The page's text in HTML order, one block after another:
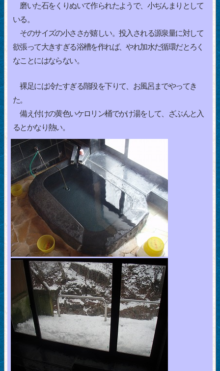
磨いた石をくりぬいて作られたようで、小ぢんまりとして
いる。
そのサイズの小ささが嬉しい。投入される源泉量に対して
欲張って大きすぎる浴槽を作れば、やれ加水だ循環だとろく
なことにはならない。
裸足には冷たすぎる階段を下りて、お風呂までやってき
た。
備え付けの黄色いケロリン桶でかけ湯をして、ざぶんと入
るとかなり熱い。